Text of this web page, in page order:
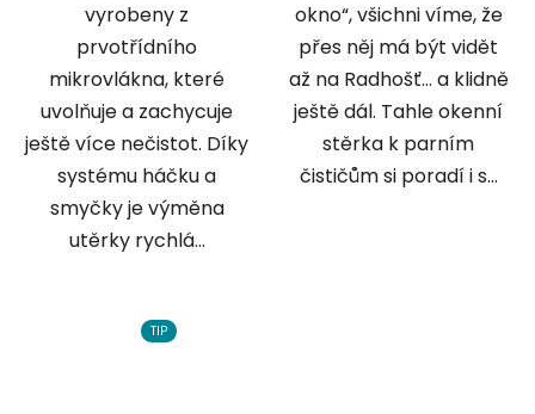
vyrobeny z
prvotřídního
mikrovlákna, které
uvolňuje a zachycuje
ještě více nečistot. Díky
systému háčku a
smyčky je výměna
utěrky rychlá...
okno“, všichni víme, že
přes něj má být vidět
až na Radhošť… a klidně
ještě dál. Tahle okenní
stěrka k parním
čističům si poradí i s...
TIP